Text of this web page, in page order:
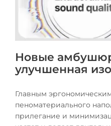
Новые
улучшенная
Главным
пеноматериального
прилегание и